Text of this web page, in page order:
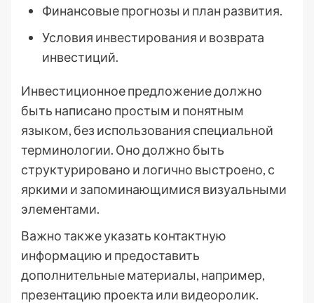
Финансовые прогнозы и план развития.
Условия инвестирования и возврата
инвестиций.
Инвестиционное предложение должно
быть написано простым и понятным
языком, без использования специальной
терминологии. Оно должно быть
структурировано и логично выстроено, с
яркими и запоминающимися визуальными
элементами.
Важно также указать контактную
информацию и предоставить
дополнительные материалы, например,
презентацию проекта или видеоролик.